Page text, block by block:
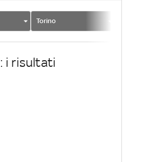
Torino
: i risultati